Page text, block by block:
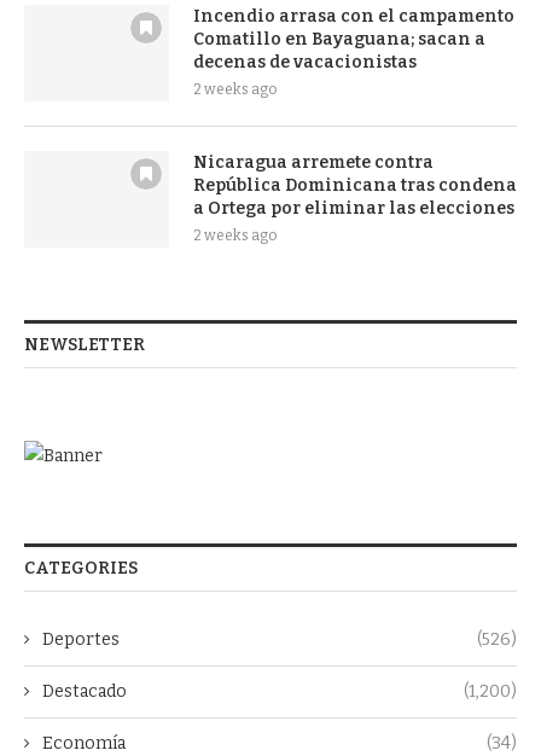
Incendio arrasa con el campamento
Comatillo en Bayaguana; sacan a
decenas de vacacionistas
2 weeks ago
Nicaragua arremete contra
República Dominicana tras condena
a Ortega por eliminar las elecciones
2 weeks ago
NEWSLETTER
CATEGORIES
Deportes (526)
Destacado (1,200)
Economía (34)